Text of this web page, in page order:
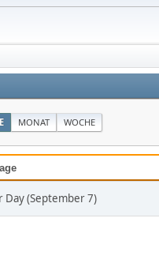
MONAT WOCHE
Day (September 7)